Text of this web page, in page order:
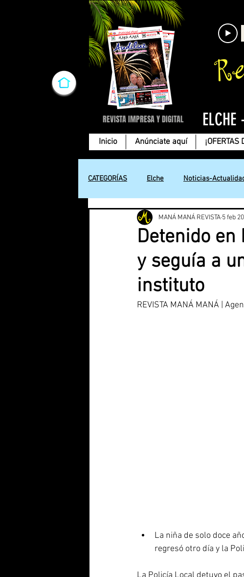
REVISTA IMPRESA Y DIGITAL
Inicio Anúnciate aquí ¡OFERTAS
CATEGORÍAS Elche Noticias-
Cartas de amor Tecnología
Videojuegos Comunidad Valenciana
Detenido en
y seguía a
instituto
MANÁ MANÁ REVISTA 5 feb
REVISTA MANÁ MANÁ |
La niña de solo doce
regresó otro día y la